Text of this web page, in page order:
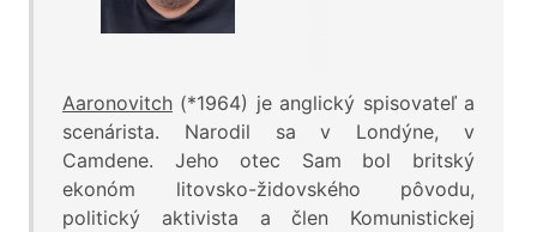
Aaronovitch (*1964) je anglický spisovateľ a
scenárista. Narodil sa v Londýne, v
Camdene. Jeho otec Sam bol britský
ekonóm litovsko-židovského pôvodu,
politický aktivista a člen Komunistickej